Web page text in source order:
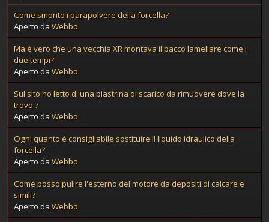
Come smonto i parapolvere della forcella?
Aperto da Webbo
Ma è vero che una vecchia XR montava il pacco lamellare come i
due tempi?
Aperto da Webbo
Sul sito ho letto di una piastrina di scarico da rimuovere dove la
trovo ?
Aperto da Webbo
Ogni quanto è consigliabile sostituire il liquido idraulico della
forcella?
Aperto da Webbo
Come posso pulire l'esterno del motore da depositi di calcare e
simili?
Aperto da Webbo